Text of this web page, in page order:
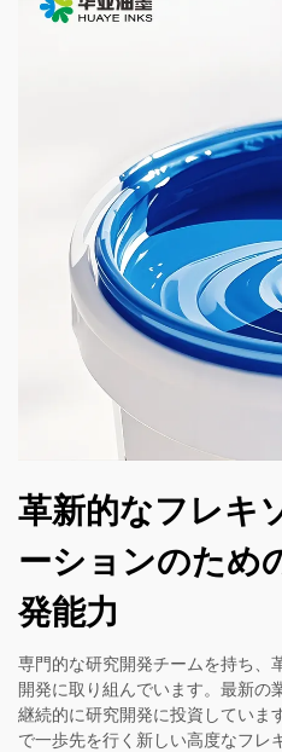
革新的なフレキ
ーションのため
発能力
専門的な研究開発チームを持ち、
開発に取り組んでいます。最新の
継続的に研究開発に投資していま
で一歩先を行く新しい高度なフレ